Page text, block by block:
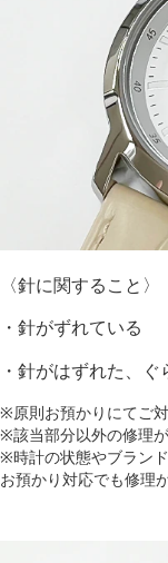
〈針に関すること〉
・針がずれている
・針がはずれた、ぐ
※原則お預かりにてご
※該当部分以外の修理
※時計の状態やブラン
お預かり対応でも修理